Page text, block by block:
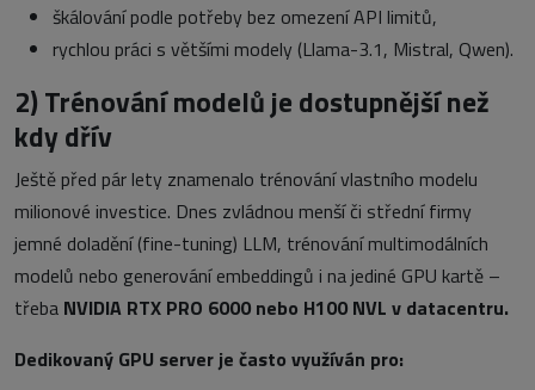
škálování podle potřeby bez omezení API limitů,
rychlou práci s většími modely (Llama-3.1, Mistral, Qwen).
2)Trénování modelů je dostupnější než
kdy dřív
Ještě před pár lety znamenalo trénování vlastního modelu
milionové investice. Dnes zvládnou menší či střední firmy
jemné doladění (fine-tuning) LLM, trénování multimodálních
modelů nebo generování embeddingů i na jediné GPU kartě –
třeba NVIDIA RTX PRO 6000 nebo H100 NVL v datacentru.
Dedikovaný GPU server je často využíván pro: